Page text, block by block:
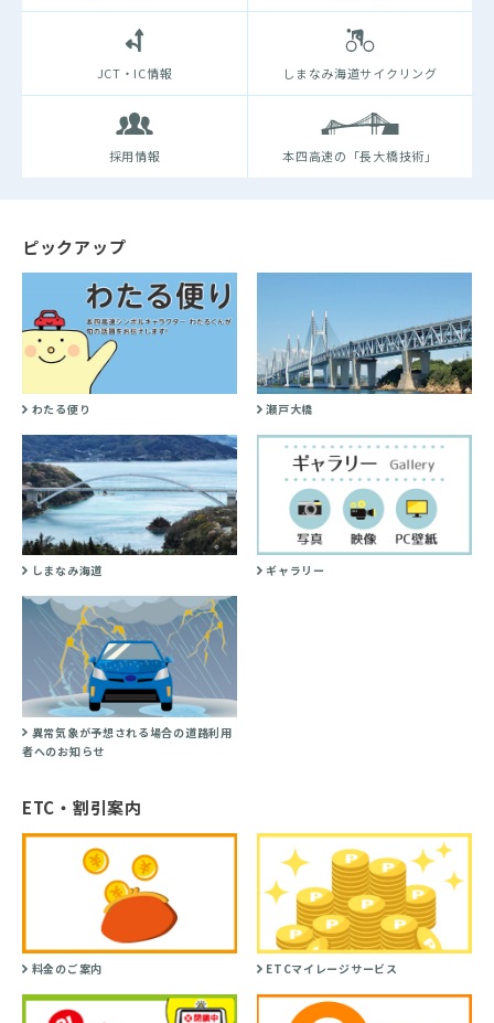
JCT・IC情報 しまなみ海道サイクリング
採用情報 本四高速の「長大橋技術」
ピックアップ
わたる便り 瀬戸大橋
しまなみ海道 ギャラリー
異常気象が予想される場合の道路利用
者へのお知らせ
ETC・割引案内
料金のご案内 ETCマイレージサービス